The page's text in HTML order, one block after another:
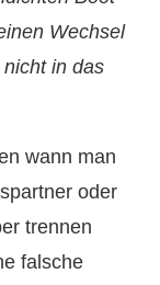
Wechsel
in das
wann man
oder
trennen
falsche